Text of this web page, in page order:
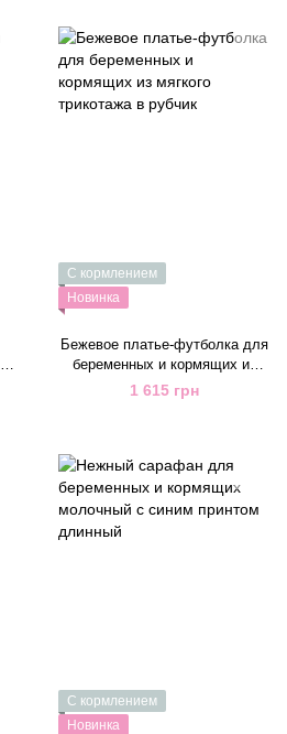
С кормлением
Новинка
Бежевое платье-футболка для
беременных и кормящих из
мягкого трикотажа в рубчик
1 615 грн
С кормлением
Новинка